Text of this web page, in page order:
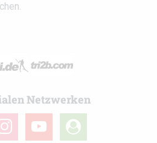
Netzwerken
youtube
user-
circle